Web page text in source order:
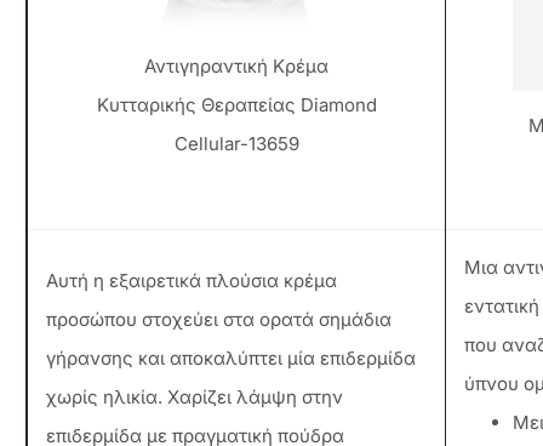
Αντιγηραντική Κρέμα
Κυτταρικής Θεραπείας Diamond
Cellular-13659
Αυτή η εξαιρετικά πλούσια κρέμα
προσώπου στοχεύει στα ορατά σημάδια
γήρανσης και αποκαλύπτει μία επιδερμίδα
χωρίς ηλικία. Χαρίζει λάμψη στην
επιδερμίδα με πραγματική πούδρα
Μια
που
ύπνου